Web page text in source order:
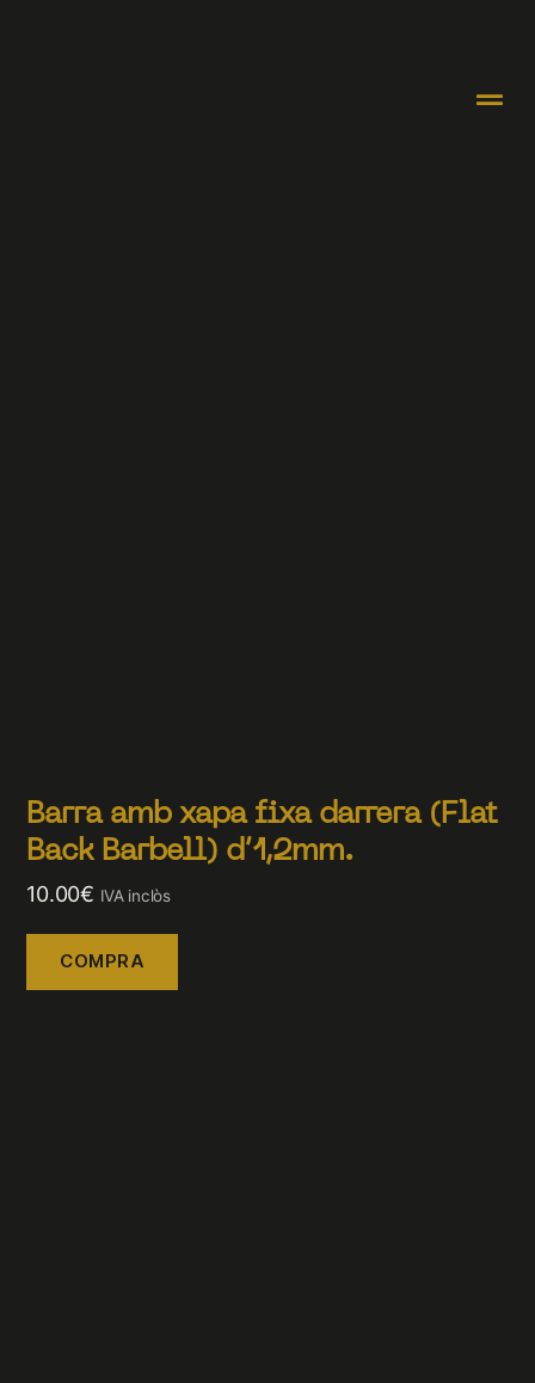
Barra amb xapa fixa darrera (Flat
Back Barbell) d’1,2mm.
10.00€ IVA inclòs
COMPRA